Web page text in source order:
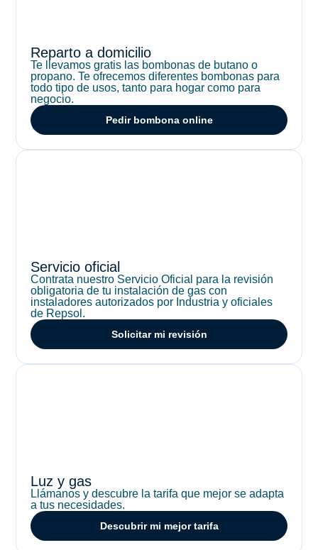
Reparto a domicilio
Te llevamos gratis las bombonas de butano o
propano. Te ofrecemos diferentes bombonas para
todo tipo de usos, tanto para hogar como para
negocio.
Pedir bombona online
Servicio oficial
Contrata nuestro Servicio Oficial para la revisión
obligatoria de tu instalación de gas con
instaladores autorizados por Industria y oficiales
de Repsol.
Solicitar mi revisión
Luz y gas
Llámanos y descubre la tarifa que mejor se adapta
a tus necesidades.
Descubrir mi mejor tarifa